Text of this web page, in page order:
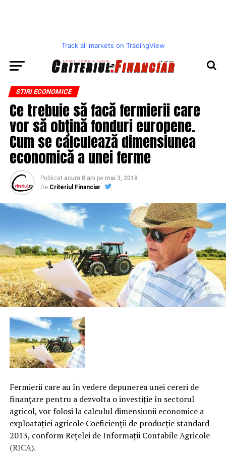
Track all markets on TradingView
STIRI ECONOMICE
Ce trebuie să facă fermierii care
vor să obţină fonduri europene.
Cum se calculează dimensiunea
economică a unei ferme
Publicat acum 8 ani pe mai 3, 2018
De Criteriul Financiar
Fermierii care au în vedere depunerea unei cereri de
finanţare pentru a dezvolta o investiţie în sectorul
agricol, vor folosi la calculul dimensiunii economice a
exploataţiei agricole Coeficienţii de producţie standard
2013, conform Reţelei de Informaţii Contabile Agricole
(RICA).